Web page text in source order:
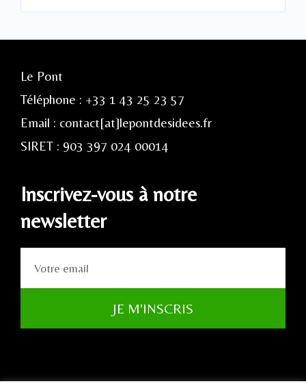
Le Pont
Téléphone : +33 1 43 25 23 57
Email : contact[at]lepontdesidees.fr
SIRET : 903 397 024 00014
Inscrivez-vous à notre
newsletter
JE M'INSCRIS